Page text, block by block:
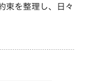
束を整理し、日々